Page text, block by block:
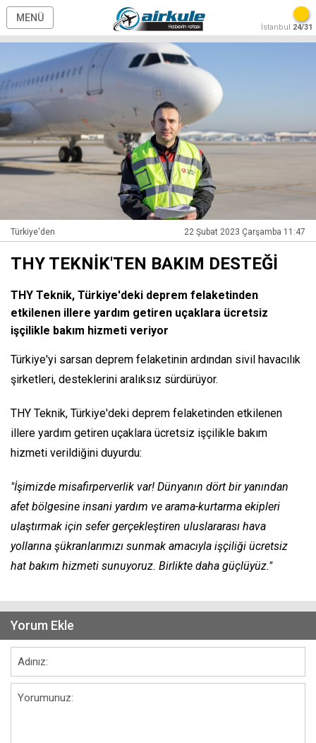
MENÜ
İstanbul 24/31
Türkiye'den 22 Şubat 2023 Çarşamba 11:47
THY TEKNİK'TEN BAKIM DESTEĞİ
THY Teknik, Türkiye'deki deprem felaketinden
etkilenen illere yardım getiren uçaklara ücretsiz
işçilikle bakım hizmeti veriyor
Türkiye'yi sarsan deprem felaketinin ardından sivil havacılık
şirketleri, desteklerini aralıksız sürdürüyor.
THY Teknik, Türkiye'deki deprem felaketinden etkilenen
illere yardım getiren uçaklara ücretsiz işçilikle bakım
hizmeti verildiğini duyurdu:
"İşimizde misafirperverlik var! Dünyanın dört bir yanından
afet bölgesine insani yardım ve arama-kurtarma ekipleri
ulaştırmak için sefer gerçekleştiren uluslararası hava
yollarına şükranlarımızı sunmak amacıyla işçiliği ücretsiz
hat bakım hizmeti sunuyoruz. Birlikte daha güçlüyüz."
Yorum Ekle